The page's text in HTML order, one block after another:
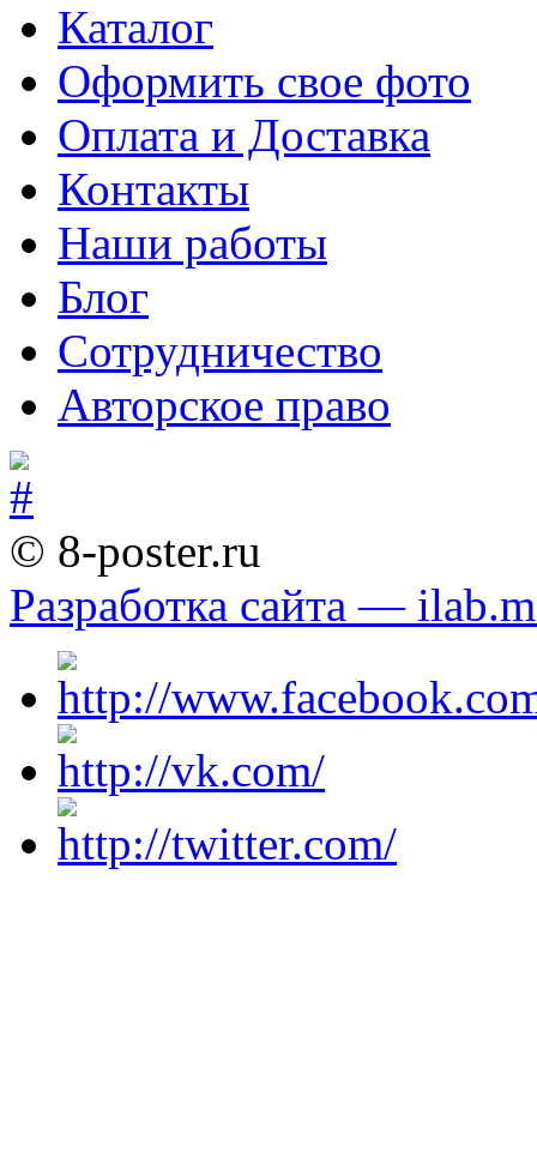
Каталог
Оформить свое фото
Оплата и Доставка
Контакты
Наши работы
Блог
Сотрудничество
Авторское право
© 8-poster.ru
Разработка сайта —